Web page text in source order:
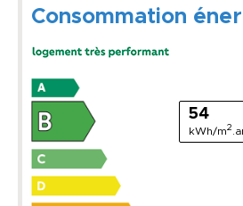
Consommation
54
kWh/m2